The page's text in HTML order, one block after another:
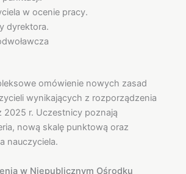
w ocenie pracy.
dyrektora.
omówienie nowych zasad
wynikających z rozporządzenia
2025 r. Uczestnicy poznają
nową skalę punktową oraz
nauczyciela.
w Niepublicznym Ośrodku